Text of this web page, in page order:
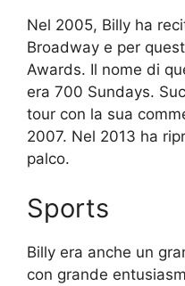
Nel 2005, Billy ha
Broadway e per
Awards. Il nome di
era 700 Sundays.
tour con la sua
2007. Nel 2013 ha
palco.
Sports
Billy era anche un
con grande